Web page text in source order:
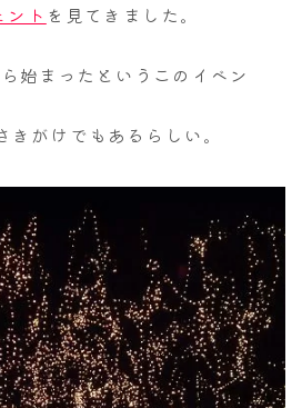
ト を見てきました。
始まったというこのイベン
がけでもあるらしい。